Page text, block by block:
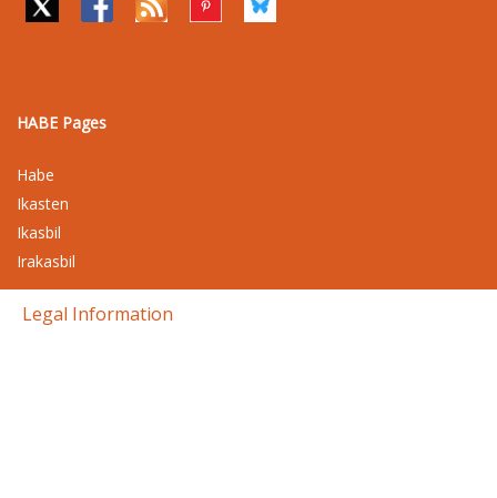
HABE Pages
Habe
Ikasten
Ikasbil
Irakasbil
Legal Information